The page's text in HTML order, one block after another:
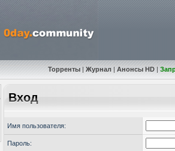
Торренты |Журнал |Анонсы HD |
Вход
Имя пользователя:
Пароль: